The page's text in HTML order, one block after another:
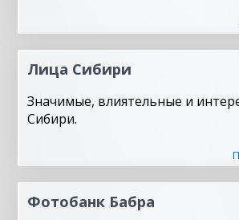
Лица Сибири
Значимые, влиятельные и
Сибири.
Фотобанк Бабра